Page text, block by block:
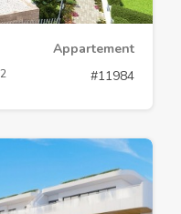
Appartement
2 #11984